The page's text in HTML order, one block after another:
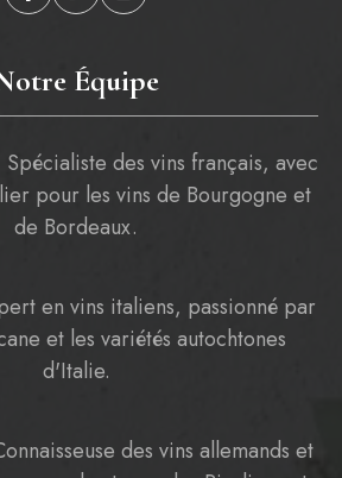
Équipe
des vins français, avec
pour les vins de Bourgogne et
de Bordeaux.
en vins italiens, passionné par
et les variétés autochtones
d'Italie.
des vins allemands et